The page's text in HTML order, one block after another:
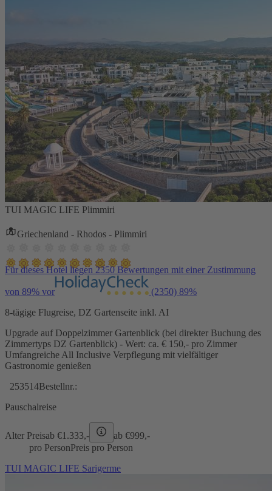
TUI MAGIC LIFE Plimmiri
Griechenland - Rhodos - Plimmiri
Für dieses Hotel liegen 2350 Bewertungen mit einer Zustimmung
von 89% vor (2350) 89%
8-tägige Flugreise, DZ Gartenseite inkl. AI
Upgrade auf Doppelzimmer Gartenblick (bei direkter Buchung des
Zimmertyps DZ Gartenblick) - Wert: ca. € 150,- pro Zimmer
Umfangreiche All Inclusive Verpflegung mit vielfältiger
Gastronomie genießen
253514Bestellnr.:
Pauschalreise
Alter Preisab €1.333,- ab €999,-
pro PersonPreis pro Person
TUI MAGIC LIFE Sarigerme